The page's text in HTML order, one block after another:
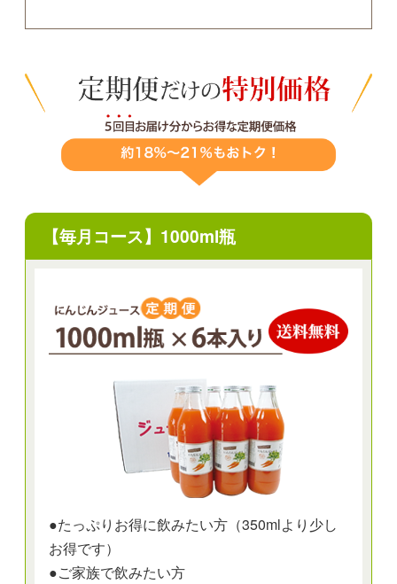
【毎月コース】1000ml瓶
●たっぷりお得に飲みたい方（350mlより少し
お得です）
●ご家族で飲みたい方